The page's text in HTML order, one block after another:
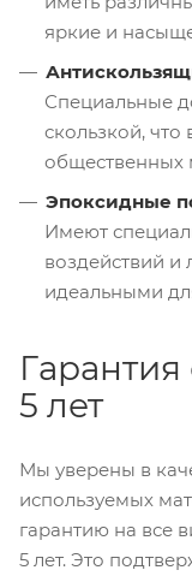
яркие и
Специальные
скользкой,
общественных
Эпоксидные
Имеют
воздействий и
идеальными
5 лет
Мы уверены в
используемых
гарантию на все
5 лет. Это